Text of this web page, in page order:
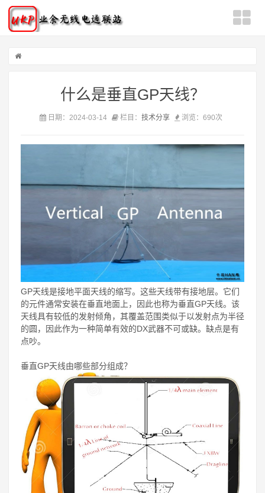
什么是垂直GP天线？
日期：2024-03-14 栏目： 技术分享 浏览： 690次
GP天线是接地平面天线的缩写。这些天线带有接地层。它们
的元件通常安装在垂直地面上，因此也称为垂直GP天线。该
天线具有较低的发射倾角，其覆盖范围类似于以发射点为半径
的圆，因此作为一种简单有效的DX武器不可或缺。缺点是有
点吵。
垂直GP天线由哪些部分组成？